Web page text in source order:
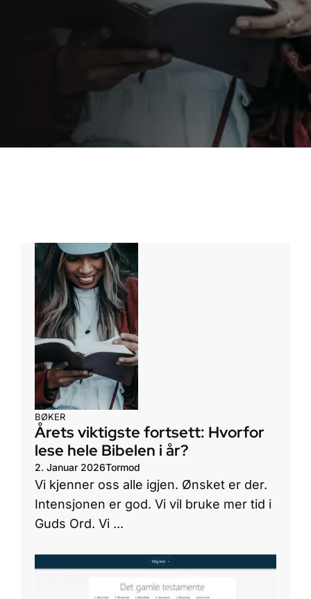
BØKER
Årets viktigste fortsett: Hvorfor
lese hele Bibelen i år?
2. Januar 2026Tormod
Vi kjenner oss alle igjen. Ønsket er der.
Intensjonen er god. Vi vil bruke mer tid i
Guds Ord. Vi ...